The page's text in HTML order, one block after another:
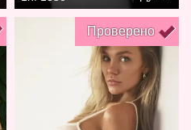
Проверено